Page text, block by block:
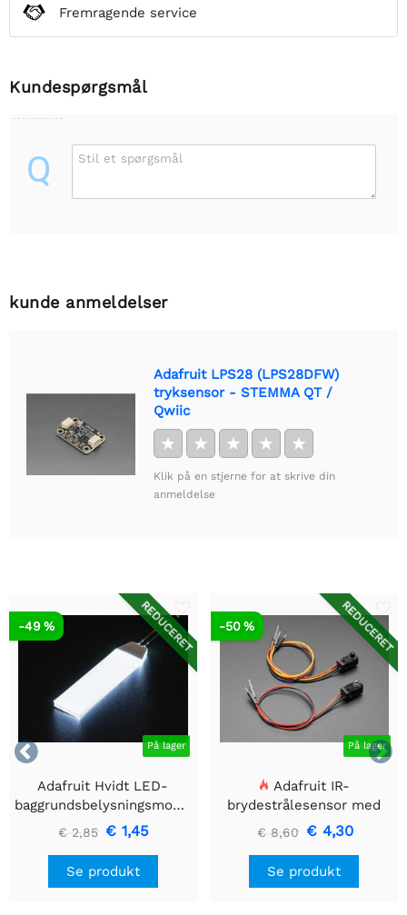
Fremragende service
Kundespørgsmål
Q Stil et spørgsmål
kunde anmeldelser
Adafruit LPS28 (LPS28DFW)
tryksensor - STEMMA QT /
Qwiic
★ ★ ★ ★ ★
Klik på en stjerne for at skrive din
anmeldelse


REDUCERET
På lager
-49 %
Adafruit Hvidt LED-
baggrundsbelysningsmodul
- Lille 12mm x 40mm
€ 2,85 € 1,45
Se produkt
REDUCERET
På lager
-50 %
Adafruit IR-
brydestrålesensor med
premium ledningsstuds -
5 mm LED'er
€ 8,60 € 4,30
Se produkt